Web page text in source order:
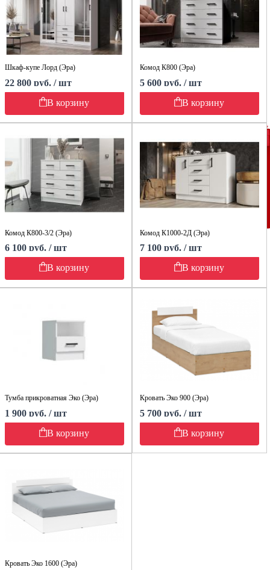
Шкаф-купе Лорд (Эра)
22 800 руб. / шт
В корзину
Комод К800 (Эра)
5 600 руб. / шт
В корзину
Комод К800-3/2 (Эра)
6 100 руб. / шт
В корзину
Комод К1000-2Д (Эра)
7 100 руб. / шт
В корзину
Тумба прикроватная Эко (Эра)
1 900 руб. / шт
В корзину
Кровать Эко 900 (Эра)
5 700 руб. / шт
В корзину
Кровать Эко 1600 (Эра)